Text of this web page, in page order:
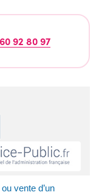
92 80 97
vente d’un